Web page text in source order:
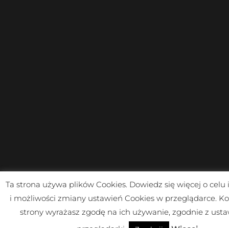
Ta strona używa plików Cookies. Dowiedz się więcej o celu
i możliwości zmiany ustawień Cookies w przeglądarce.
strony wyrażasz zgodę na ich używanie, zgodnie z